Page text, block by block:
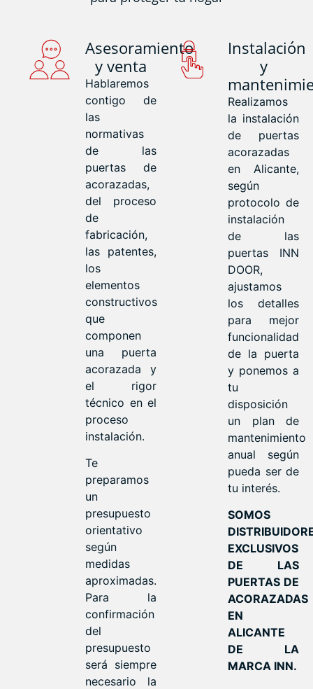
Asesoramiento
y venta
Hablaremos
contigo de
las
normativas
de las
puertas de
acorazadas,
del proceso
de
fabricación,
las patentes,
los
elementos
constructivos
que
componen
una puerta
acorazada y
el rigor
técnico en el
proceso
instalación.
Te
preparamos
un
presupuesto
orientativo
según
medidas
aproximadas.
Para la
confirmación
del
presupuesto
será siempre
necesario la
Instalación
y
Realizamos
la instalación
de puertas
acorazadas
en Alicante,
según
protocolo de
instalación
de las
puertas INN
DOOR,
ajustamos
los detalles
para mejor
funcionalidad
de la puerta
y ponemos a
tu
disposición
un plan de
mantenimiento
anual según
pueda ser de
tu interés.
SOMOS
EXCLUSIVOS
DE LAS
PUERTAS DE
ACORAZADAS
EN
ALICANTE
DE LA
MARCA INN.